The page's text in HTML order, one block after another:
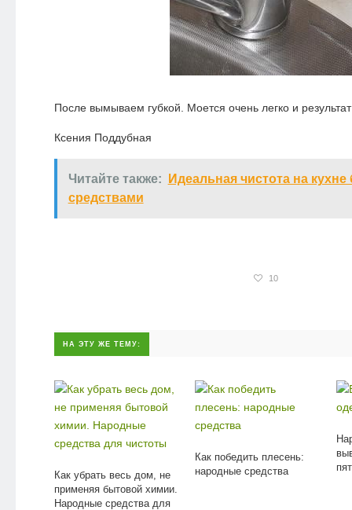
После вымываем губкой. Моется очень легко и
Ксения Поддубная
Читайте также:
Идеальная чистота на
средствами
10
НА ЭТУ ЖЕ ТЕМУ:
Как убрать весь дом, не
применяя бытовой химии.
Народные средства для
Как победить плесень:
народные средства